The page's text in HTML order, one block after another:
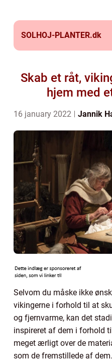
SOLHOJ-PLANTER.dk
Skab et råt,
hjem med
16 january 2022 Jannik
Selvom du måske ikke
vikingerne i forhold til at
og fjernvarme, kan det
inspireret af dem i forhold
meget ærligt over de
som de fremstillede af